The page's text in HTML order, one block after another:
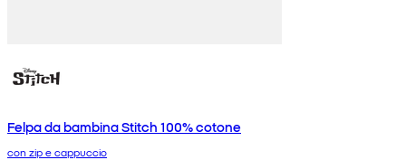
Felpa da bambina Stitch 100% cotone
con zip e cappuccio